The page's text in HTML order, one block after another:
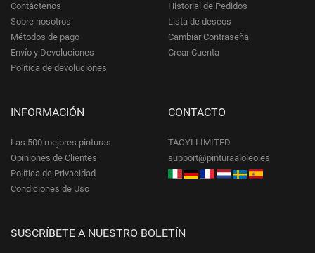
Contáctenos
Sobre nosotros
Métodos de pago
Envío y Devoluciones
Política de devoluciones
Historial de Pedidos
Lista de deseos
Cambiar Contraseña
Crear Cuenta
INFORMACIÓN
Las 500 mejores pinturas
Opiniones de Clientes
Política de Privacidad
Condiciones de Uso
CONTACTO
TAOYI LIMITED
support@pinturaaloleo.es
SUSCRÍBETE A NUESTRO BOLETÍN